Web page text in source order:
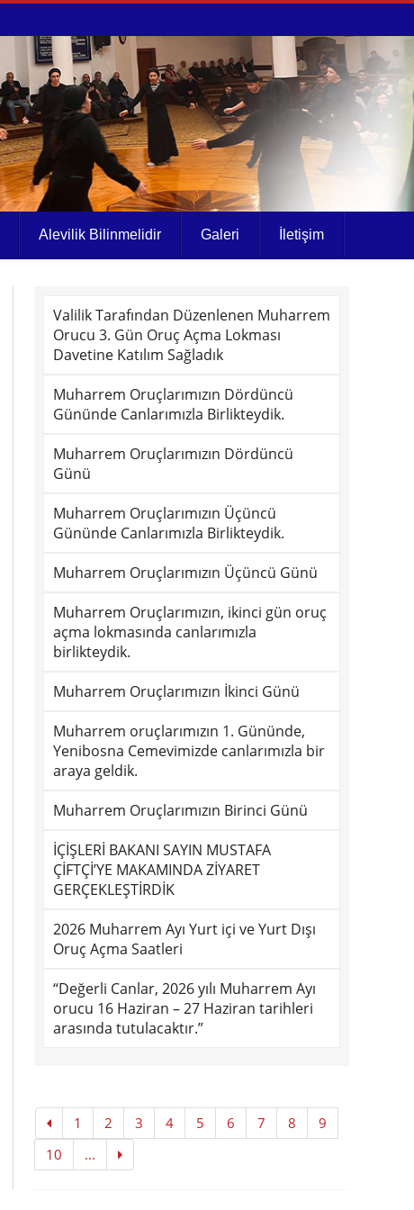
Alevilik Bilinmelidir Galeri İletişim
Valilik Tarafından Düzenlenen Muharrem
Orucu 3. Gün Oruç Açma Lokması
Davetine Katılım Sağladık
Muharrem Oruçlarımızın Dördüncü
Gününde Canlarımızla Birlikteydik.
Muharrem Oruçlarımızın Dördüncü
Günü
Muharrem Oruçlarımızın Üçüncü
Gününde Canlarımızla Birlikteydik.
Muharrem Oruçlarımızın Üçüncü Günü
Muharrem Oruçlarımızın, ikinci gün oruç
açma lokmasında canlarımızla
birlikteydik.
Muharrem Oruçlarımızın İkinci Günü
Muharrem oruçlarımızın 1. Gününde,
Yenibosna Cemevimizde canlarımızla bir
araya geldik.
Muharrem Oruçlarımızın Birinci Günü
İÇİŞLERİ BAKANI SAYIN MUSTAFA
ÇİFTÇİ’YE MAKAMINDA ZİYARET
GERÇEKLEŞTİRDİK
2026 Muharrem Ayı Yurt içi ve Yurt Dışı
Oruç Açma Saatleri
“Değerli Canlar, 2026 yılı Muharrem Ayı
orucu 16 Haziran – 27 Haziran tarihleri
arasında tutulacaktır.”
1 2 3 4 5 6 7 8
9
10
...